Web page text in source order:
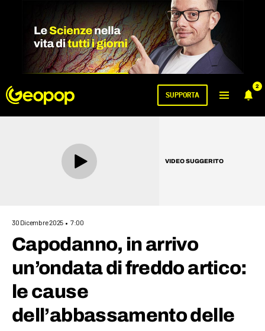
2
SUPPORTA
VIDEO SUGGERITO
30 Dicembre 2025 7:00
Capodanno, in arrivo
un’ondata di freddo artico:
le cause
dell’abbassamento delle